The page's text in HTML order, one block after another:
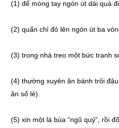
(1) để móng tay ngón út dài quá
(2) quấn chỉ đỏ lên ngón út ba
(3) trong nhà treo một bức tranh
(4) thường xuyên ăn bánh trôi
ăn số lẻ).
(5) xin một lá bùa “ngũ quỷ”, rồi